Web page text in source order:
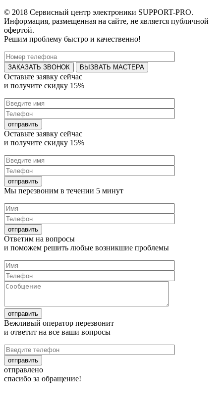
© 2018 Сервисный центр электроники SUPPORT-PRO.
Информация, размещенная на сайте, не является публичной
офертой.
Решим проблему быстро и качественно!
ВЫЗВАТЬ МАСТЕРА
Оставьте заявку сейчас
и получите скидку 15%
Оставьте заявку сейчас
и получите скидку 15%
Мы перезвоним в течении 5 минут
Ответим на вопросы
и поможем решить любые возникшие проблемы
Вежливый оператор перезвонит
и ответит на все ваши вопросы
отправлено
спасибо за обращение!